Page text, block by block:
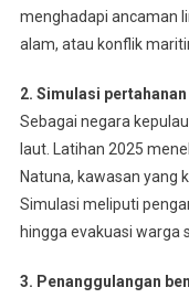
menghadapi ancaman
alam, atau konflik
2. Simulasi
Sebagai negara
laut. Latihan 2025
Natuna, kawasan yang
Simulasi meliputi
hingga evakuasi warga
3. Penanggulangan